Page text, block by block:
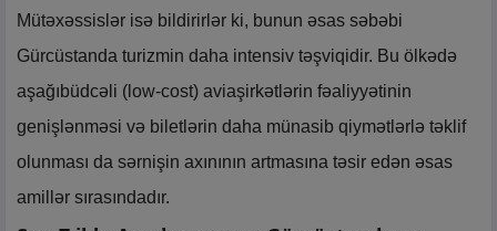
Mütəxəssislər isə bildirirlər ki, bunun əsas səbəbi
Gürcüstanda turizmin daha intensiv təşviqidir. Bu ölkədə
aşağıbüdcəli (low-cost) aviaşirkətlərin fəaliyyətinin
genişlənməsi və biletlərin daha münasib qiymətlərlə təklif
olunması da sərnişin axınının artmasına təsir edən əsas
amillər sırasındadır.